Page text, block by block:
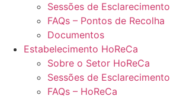
Sessões de Esclarecimento
FAQs – Pontos de Recolha
Documentos
Estabelecimento HoReCa
Sobre o Setor HoReCa
Sessões de Esclarecimento
FAQs – HoReCa